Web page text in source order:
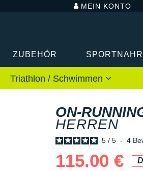
MEIN KONTO
ZUBEHÖR
Triathlon / Schwimmen
ON-
HERREN
5 / 5 - 4
115.00 €